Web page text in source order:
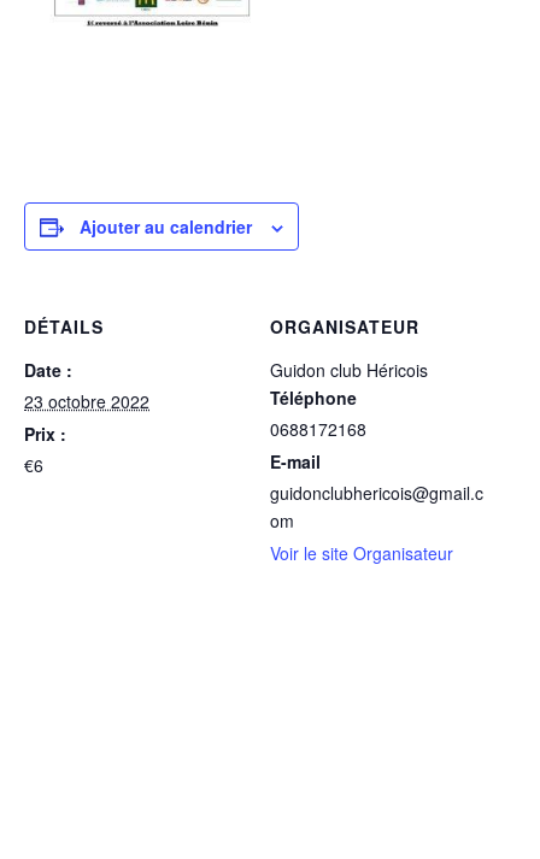
Ajouter au calendrier
DÉTAILS
Date :
23 octobre 2022
Prix :
€6
ORGANISATEUR
Guidon club Héricois
Téléphone
0688172168
E-mail
guidonclubhericois@gmail.c
om
Voir le site Organisateur